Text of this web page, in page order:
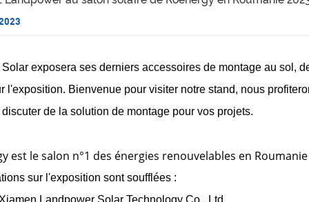
exposera ses derniers accessoires de montage au sol,
l'exposition. Bienvenue pour visiter notre stand, nous
de la solution de montage pour vos projets.
est le salon n°1 des énergies renouvelables en Roumanie
sur l'exposition sont soufflées :
Landpower Solar Technology Co., Ltd